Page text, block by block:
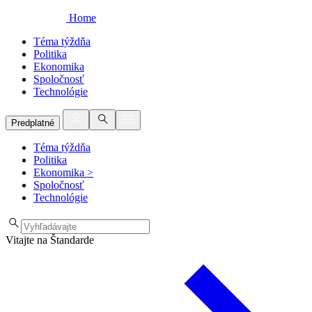
Home
Téma týždňa
Politika
Ekonomika
Spoločnosť
Technológie
Predplatné
Téma týždňa
Politika
Ekonomika >
Spoločnosť
Technológie
Vitajte na Štandarde